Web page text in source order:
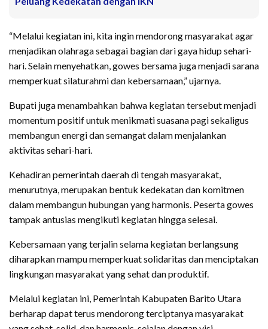
“Melalui kegiatan ini, kita ingin mendorong masyarakat agar
menjadikan olahraga sebagai bagian dari gaya hidup sehari-
hari. Selain menyehatkan, gowes bersama juga menjadi sarana
memperkuat silaturahmi dan kebersamaan,” ujarnya.
Bupati juga menambahkan bahwa kegiatan tersebut menjadi
momentum positif untuk menikmati suasana pagi sekaligus
membangun energi dan semangat dalam menjalankan
aktivitas sehari-hari.
Kehadiran pemerintah daerah di tengah masyarakat,
menurutnya, merupakan bentuk kedekatan dan komitmen
dalam membangun hubungan yang harmonis. Peserta gowes
tampak antusias mengikuti kegiatan hingga selesai.
Kebersamaan yang terjalin selama kegiatan berlangsung
diharapkan mampu memperkuat solidaritas dan menciptakan
lingkungan masyarakat yang sehat dan produktif.
Melalui kegiatan ini, Pemerintah Kabupaten Barito Utara
berharap dapat terus mendorong terciptanya masyarakat